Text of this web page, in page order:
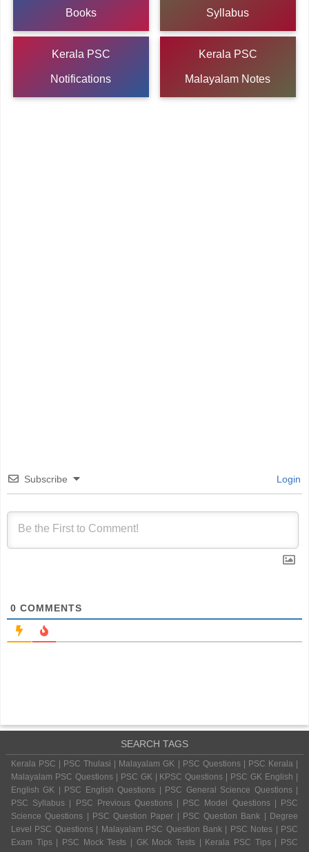
Books Syllabus
Kerala PSC
Notifications
Kerala PSC
Malayalam Notes
Subscribe Login
0 COMMENTS
SEARCH TAGS
Kerala PSC | PSC Thulasi | Malayalam GK | PSC Questions | PSC Kerala |
Malayalam PSC Questions | PSC GK | KPSC Questions | PSC GK English |
English GK | PSC English Questions | PSC General Science Questions |
PSC Syllabus | PSC Previous Questions | PSC Model Questions | PSC
Science Questions | PSC Question Paper | PSC Question Bank | Degree
Level PSC Questions | Malayalam PSC Question Bank | PSC Notes | PSC
Exam Tips | PSC Mock Tests | GK Mock Tests | Kerala PSC Tips | PSC